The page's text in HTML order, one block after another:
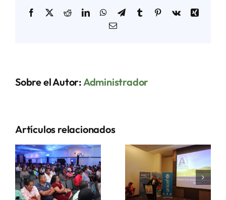
Facebook
X RedditLinkedInWhatsApp
TelegramTumblr Pinterest
Vk
Xing
Correo
Sobre el Autor: Administrador
Artículos relacionados